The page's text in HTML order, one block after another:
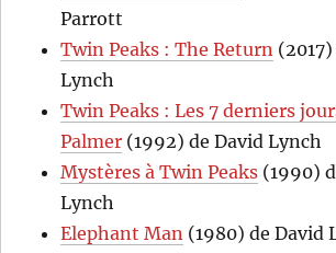
Parrott
Twin Peaks : The Return
Lynch
Twin Peaks : Les 7 derniers
Palmer (1992) de David Lynch
Mystères à Twin Peaks (1990)
Lynch
Elephant Man (1980) de David